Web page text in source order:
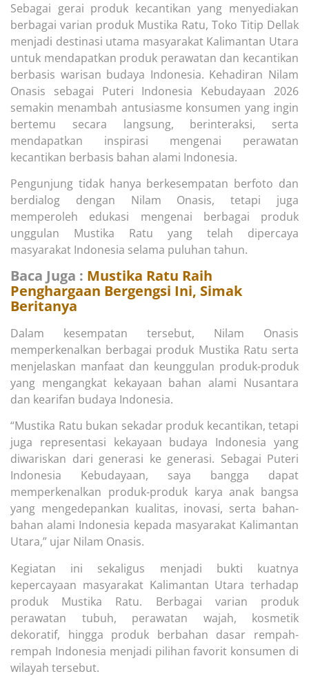
Sebagai gerai produk kecantikan yang menyediakan
berbagai varian produk Mustika Ratu, Toko Titip Dellak
menjadi destinasi utama masyarakat Kalimantan Utara
untuk mendapatkan produk perawatan dan kecantikan
berbasis warisan budaya Indonesia. Kehadiran Nilam
Onasis sebagai Puteri Indonesia Kebudayaan 2026
semakin menambah antusiasme konsumen yang ingin
bertemu secara langsung, berinteraksi, serta
mendapatkan inspirasi mengenai perawatan
kecantikan berbasis bahan alami Indonesia.
Pengunjung tidak hanya berkesempatan berfoto dan
berdialog dengan Nilam Onasis, tetapi juga
memperoleh edukasi mengenai berbagai produk
unggulan Mustika Ratu yang telah dipercaya
masyarakat Indonesia selama puluhan tahun.
Baca Juga : Mustika Ratu Raih
Penghargaan Bergengsi Ini, Simak
Beritanya
Dalam kesempatan tersebut, Nilam Onasis
memperkenalkan berbagai produk Mustika Ratu serta
menjelaskan manfaat dan keunggulan produk-produk
yang mengangkat kekayaan bahan alami Nusantara
dan kearifan budaya Indonesia.
“Mustika Ratu bukan sekadar produk kecantikan, tetapi
juga representasi kekayaan budaya Indonesia yang
diwariskan dari generasi ke generasi. Sebagai Puteri
Indonesia Kebudayaan, saya bangga dapat
memperkenalkan produk-produk karya anak bangsa
yang mengedepankan kualitas, inovasi, serta bahan-
bahan alami Indonesia kepada masyarakat Kalimantan
Utara,” ujar Nilam Onasis.
Kegiatan ini sekaligus menjadi bukti kuatnya
kepercayaan masyarakat Kalimantan Utara terhadap
produk Mustika Ratu. Berbagai varian produk
perawatan tubuh, perawatan wajah, kosmetik
dekoratif, hingga produk berbahan dasar rempah-
rempah Indonesia menjadi pilihan favorit konsumen di
wilayah tersebut.